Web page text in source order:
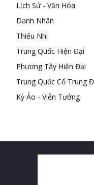
Lịch Sử - Văn Hóa
Danh Nhân
Thiếu Nhi
Trung Quốc Hiện Đại
Phương Tây Hiện Đại
Trung Quốc Cổ Trung
Kỳ Ảo - Viễn Tưởng